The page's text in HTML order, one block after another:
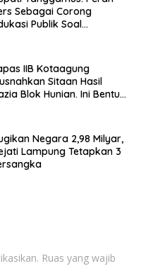
Sebagai Corong
Publik Soal
IIB Kotaagung
Sitaan Hasil
Blok Hunian. Ini Bentuk
Negara 2,98 Milyar,
Lampung Tetapkan 3
Ruas yang wajib